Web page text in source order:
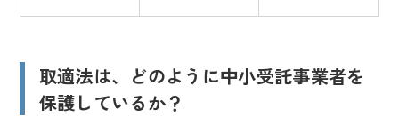
取適法は、どのように中小受託事業者を
保護しているか？